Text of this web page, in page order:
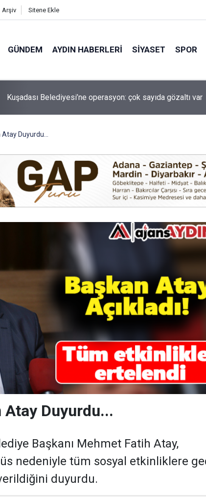
Arşiv Sitene Ekle
GÜNDEM AYDIN HABERLERI SIYASET SPOR
Aydın’da İYİ Parti’nin acı günü: Zeybek vefat etti
Duyurdu...
Atay Duyurdu...
Başkanı Mehmet Fatih Atay,
nedeniyle tüm sosyal etkinliklere
duyurdu.